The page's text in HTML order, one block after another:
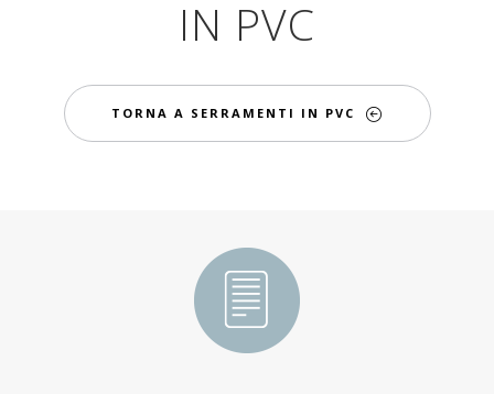
IN PVC
TORNA A SERRAMENTI IN PVC